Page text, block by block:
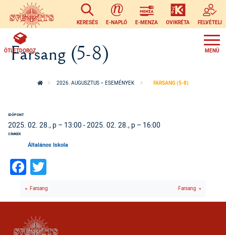
Ugrás a tartalomra
KERESÉS E-NAPLÓ E-MENZA OVIKRÉTA FELVÉTELI
ÖTLETDOBOZ
Farsang (5-8)
2026. AUGUSZTUS – ESEMÉNYEK FARSANG (5-8)
IDŐPONT
2025. 02. 28., p – 13:00 -2025. 02. 28., p – 16:00
CÍMKÉK
Általános Iskola
Facebook
Farsang Farsang